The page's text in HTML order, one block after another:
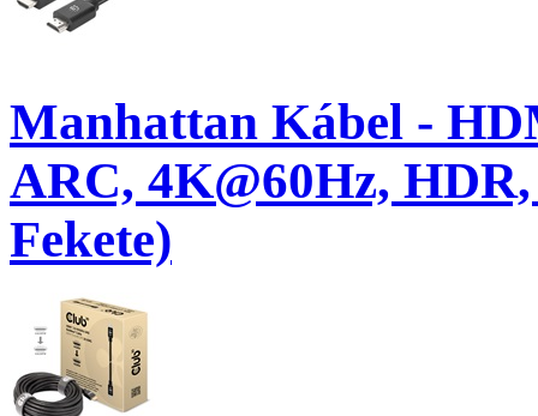
Manhattan Kábel -
ARC, 4K@60Hz,
Fekete)